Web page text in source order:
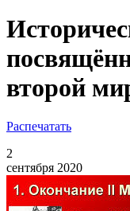
второй
Распечатать
2
сентября 2020